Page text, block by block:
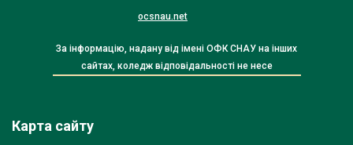
ocsnau.net
За інформацію, надану від імені ОФК СНАУ на інших
сайтах, коледж відповідальності не несе
Карта сайту